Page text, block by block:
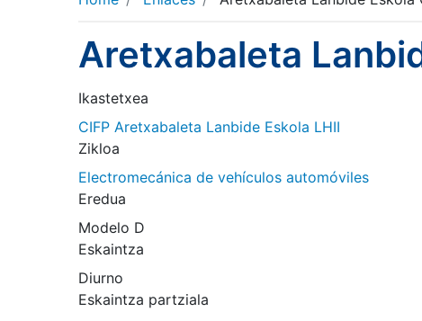
Aretxabaleta
Ikastetxea
CIFP Aretxabaleta Lanbide Eskola LHII
Zikloa
Electromecánica de vehículos automóviles
Eredua
Modelo D
Eskaintza
Diurno
Eskaintza partziala